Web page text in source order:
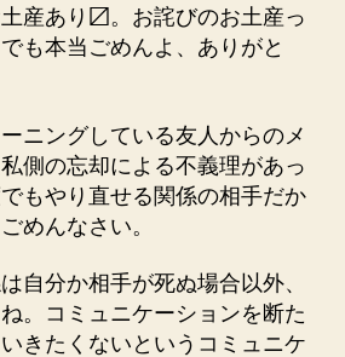
産あり〼。お詫びのお土産っ
も本当ごめんよ、ありがと
ニングしている友人からのメ
側の忘却による不義理があっ
もやり直せる関係の相手だか
めんなさい。
自分か相手が死ぬ場合以外、
。コミュニケーションを断た
きたくないというコミュニケ